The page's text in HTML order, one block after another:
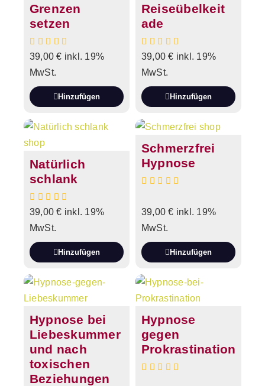
Grenzen
setzen
39,00€ inkl. 19%
MwSt.
Hinzufügen
Reiseübelkeit
ade
39,00€ inkl. 19%
MwSt.
Hinzufügen
Natürlich
schlank
39,00€ inkl. 19%
MwSt.
Hinzufügen
Schmerzfrei
Hypnose
39,00€ inkl. 19%
MwSt.
Hinzufügen
Hypnose bei
Liebeskummer
und nach
toxischen
Beziehungen
Hypnose
gegen
Prokrastination